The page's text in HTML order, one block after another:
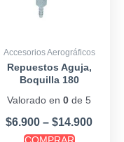
Accesorios Aerográficos
Repuestos Aguja,
Boquilla 180
Valorado en0 de 5
$6.900 – $14.900
se
pueden
elegir
en
la
página